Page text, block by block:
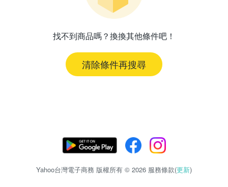
找不到商品嗎？換換其他條件吧！
清除條件再搜尋
Yahoo台灣電子商務 版權所有 © 2026 服務條款(更新)